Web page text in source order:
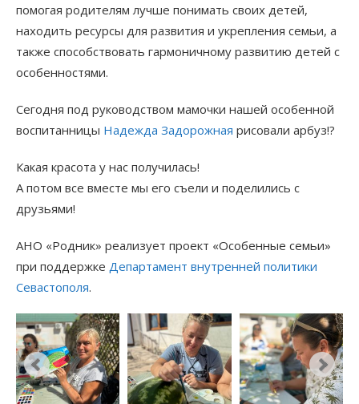
помогая родителям лучше понимать своих детей,
находить ресурсы для развития и укрепления семьи, а
также способствовать гармоничному развитию детей с
особенностями.
Сегодня под руководством мамочки нашей особенной
воспитанницы Надежда Задорожная рисовали арбуз!?
Какая красота у нас получилась!
А потом все вместе мы его съели и поделились с
друзьями!
АНО «Родник» реализует проект «Особенные семьи»
при поддержке Департамент внутренней политики
Севастополя.